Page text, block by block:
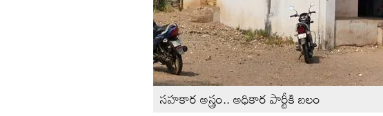
సహకార అస్త్రం.. అధికార పార్టీకి బలం